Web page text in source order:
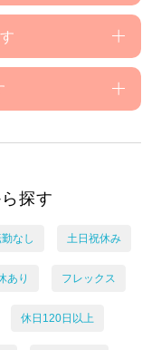
探す
なし 土日祝休み
あり フレックス
休日120日以上